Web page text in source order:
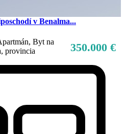
v Benalma...
350.000 €
Byt na
provincia